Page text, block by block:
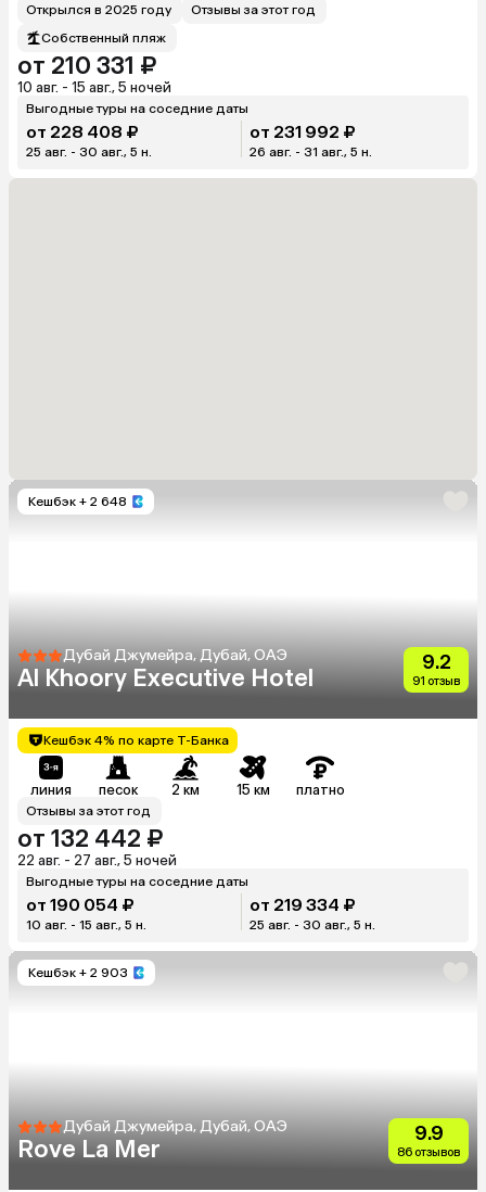
Открылся в 2025 году
Отзывы за этот год
Собственный пляж
от 210 331 ₽
10 авг. - 15 авг., 5 ночей
Выгодные туры на соседние даты
от 228 408 ₽
25 авг. - 30 авг., 5 н.
от 231 992 ₽
26 авг. - 31 авг., 5 н.
Кешбэк + 2 648
Дубай Джумейра, Дубай, ОАЭ
Al Khoory Executive Hotel
9.2
91 отзыв
Кешбэк 4% по карте Т-Банка
линия песок 2 км 15 км платно
Отзывы за этот год
от 132 442 ₽
22 авг. - 27 авг., 5 ночей
Выгодные туры на соседние даты
от 190 054 ₽
10 авг. - 15 авг., 5 н.
от 219 334 ₽
25 авг. - 30 авг., 5 н.
Кешбэк + 2 903
Дубай Джумейра, Дубай, ОАЭ
Rove La Mer
9.9
86 отзывов